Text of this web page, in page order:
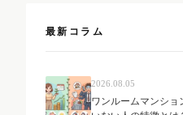
最新コラム
2026.08.05
ワンルームマンショ